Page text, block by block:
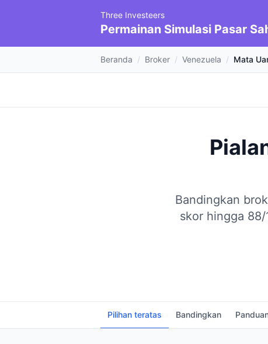
Three Investeers
Permainan Simulasi Pasar
Beranda / Broker / Venezuela / Mata
Bandingkan
skor hingga 88/
Pilihan teratas Bandingkan